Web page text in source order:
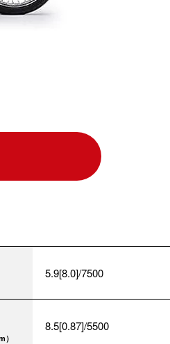
5.9[8.0]/7500
）
8.5[0.87]/5500